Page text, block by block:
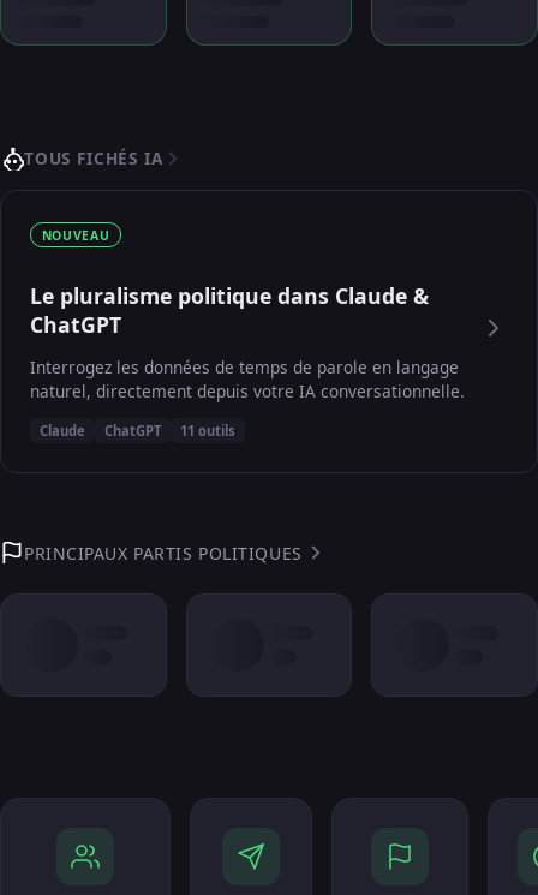
TOUS FICHÉS IA
NOUVEAU
Le pluralisme politique dans Claude &
ChatGPT
Interrogez les données de temps de parole en langage
naturel, directement depuis votre IA conversationnelle.
Claude ChatGPT 11 outils
PRINCIPAUX PARTIS POLITIQUES